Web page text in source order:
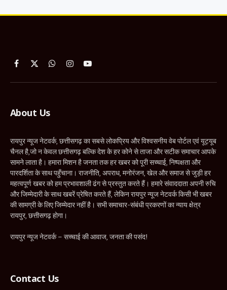
Facebook
X
WhatsApp
InstagramYouTube
About Us
रायपुर न्यूज नेटवर्क, छत्तीसगढ़ का सबसे लोकप्रिय और विश्वसनीय वेब पोर्टल एवं यूट्यूब
चैनल है,जो न केवल छत्तीसगढ़ बल्कि देश के हर कोने से ताजा और सटीक समाचार आपके
सामने लाता है। हमारा मिशन है जनता तक हर खबर को पूरी सच्चाई, निष्पक्षता और
पारदर्शिता के साथ पहुँचाना। राजनीति, अपराध, मनोरंजन, खेल और समाज से जुड़ी हर
महत्वपूर्ण खबर को हम प्रभावशाली ढंग से प्रस्तुत करते हैं। हमारे संवाददाता अपनी रुचि
और जिम्मेदारी के साथ खबरें प्रेषित करते हैं, लेकिन रायपुर न्यूज नेटवर्क किसी भी खबर
की सामग्री के लिए जिम्मेदार नहीं है। सभी समाचार-संबंधी प्रकरणों का न्याय क्षेत्र
रायपुर, छत्तीसगढ़ होगा।
रायपुर न्यूज नेटवर्क – सच्चाई की आवाज, जनता की पसंद!
Contact Us